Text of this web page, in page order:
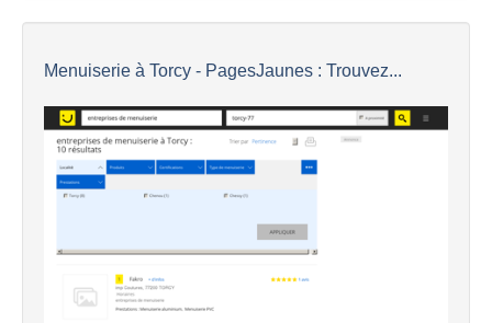
Menuiserie à Torcy - PagesJaunes : Trouvez...